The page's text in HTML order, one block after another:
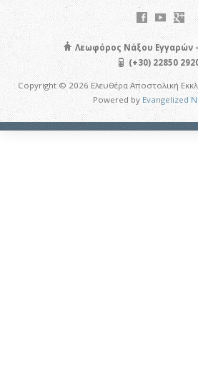
Λεωφόρος Νάξου Εγγαρών -
(+30) 22850
Copyright © 2026 Ελευθέρα Αποστολική
Powered byEvangelized